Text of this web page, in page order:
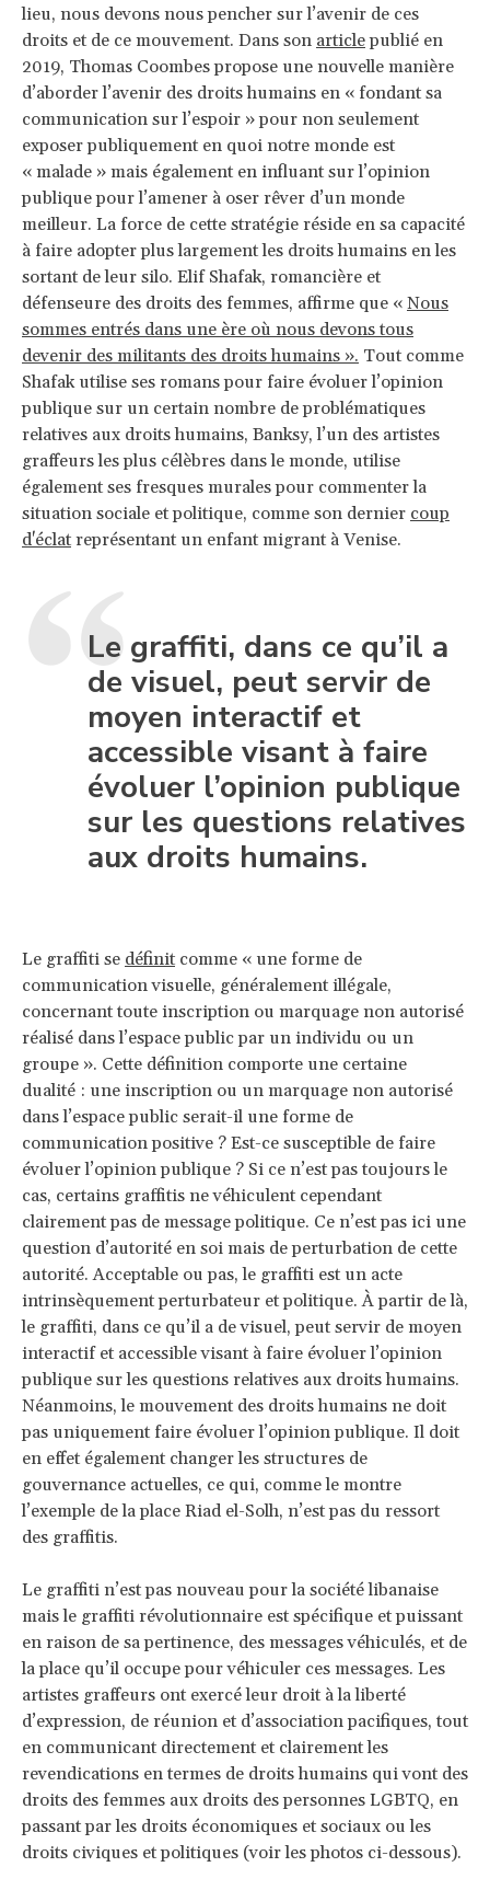
lieu, nous devons nous pencher sur l’avenir de ces
droits et de ce mouvement. Dans son articlepublié en
2019, Thomas Coombes propose une nouvelle manière
d’aborder l’avenir des droits humains en « fondant sa
communication sur l’espoir » pour non seulement
exposer publiquement en quoi notre monde est
« malade » mais également en influant sur l’opinion
publique pour l’amener à oser rêver d’un monde
meilleur. La force de cette stratégie réside en sa capacité
à faire adopter plus largement les droits humains en les
sortant de leur silo. Elif Shafak, romancière et
défenseure des droits des femmes, affirme que « Nous
sommes entrés dans une ère où nous devons tous
devenir des militants des droits humains ». Tout comme
Shafak utilise ses romans pour faire évoluer l’opinion
publique sur un certain nombre de problématiques
relatives aux droits humains, Banksy, l’un des artistes
graffeurs les plus célèbres dans le monde, utilise
également ses fresques murales pour commenter la
situation sociale et politique, comme son dernier coup
d'éclat représentant un enfant migrant à Venise.
Le graffiti, dans ce qu’il a
de visuel, peut servir de
moyen interactif et
accessible visant à faire
évoluer l’opinion publique
sur les questions relatives
aux droits humains.
Le graffiti se définit comme « une forme de
communication visuelle, généralement illégale,
concernant toute inscription ou marquage non autorisé
réalisé dans l’espace public par un individu ou un
groupe ». Cette définition comporte une certaine
dualité : une inscription ou un marquage non autorisé
dans l’espace public serait-il une forme de
communication positive ? Est-ce susceptible de faire
évoluer l’opinion publique ? Si ce n’est pas toujours le
cas, certains graffitis ne véhiculent cependant
clairement pas de message politique. Ce n’est pas ici une
question d’autorité en soi mais de perturbation de cette
autorité. Acceptable ou pas, le graffiti est un acte
intrinsèquement perturbateur et politique. À partir de là,
le graffiti, dans ce qu’il a de visuel, peut servir de moyen
interactif et accessible visant à faire évoluer l’opinion
publique sur les questions relatives aux droits humains.
Néanmoins, le mouvement des droits humains ne doit
pas uniquement faire évoluer l’opinion publique. Il doit
en effet également changer les structures de
gouvernance actuelles, ce qui, comme le montre
l’exemple de la place Riad el-Solh, n’est pas du ressort
des graffitis.
Le graffiti n’est pas nouveau pour la société libanaise
mais le graffiti révolutionnaire est spécifique et puissant
en raison de sa pertinence, des messages véhiculés, et de
la place qu’il occupe pour véhiculer ces messages. Les
artistes graffeurs ont exercé leur droit à la liberté
d’expression, de réunion et d’association pacifiques, tout
en communicant directement et clairement les
revendications en termes de droits humains qui vont des
droits des femmes aux droits des personnes LGBTQ, en
passant par les droits économiques et sociaux ou les
droits civiques et politiques (voir les photos ci-dessous).